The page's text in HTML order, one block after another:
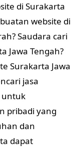
di Surakarta
website di
Saudara cari
Jawa Tengah?
Surakarta Jawa
jasa
untuk
pribadi yang
dan
dapat